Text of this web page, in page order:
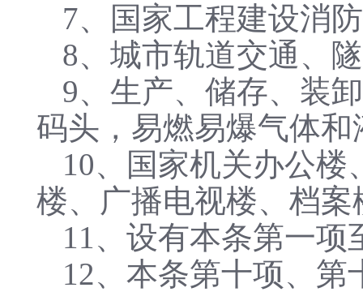
7、国家工程建设消
8、城市轨道交通、
9、生产、储存、装
码头，易燃易爆气体
10、国家机关办公
楼、广播电视楼、档案
11、设有本条第一
12、本条第十项、